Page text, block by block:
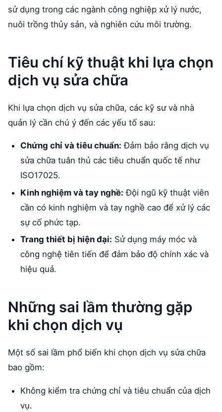
sử dụng trong các ngành công nghiệp xử lý nước,
nuôi trồng thủy sản, và nghiên cứu môi trường.
Tiêu chí kỹ thuật khi lựa chọn
dịch vụ sửa chữa
Khi lựa chọn dịch vụ sửa chữa, các kỹ sư và nhà
quản lý cần chú ý đến các yếu tố sau:
Chứng chỉ và tiêu chuẩn: Đảm bảo rằng dịch vụ
sửa chữa tuân thủ các tiêu chuẩn quốc tế như
ISO17025.
Kinh nghiệm và tay nghề: Đội ngũ kỹ thuật viên
cần có kinh nghiệm và tay nghề cao để xử lý các
sự cố phức tạp.
Trang thiết bị hiện đại: Sử dụng máy móc và
công nghệ tiên tiến để đảm bảo độ chính xác và
hiệu quả.
Những sai lầm thường gặp
khi chọn dịch vụ
Một số sai lầm phổ biến khi chọn dịch vụ sửa chữa
bao gồm:
Không kiểm tra chứng chỉ và tiêu chuẩn của dịch
vụ.